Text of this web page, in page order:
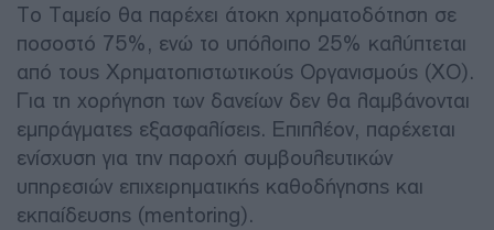
Το Ταμείο θα παρέχει άτοκη χρηματοδότηση σε
ποσοστό 75%, ενώ το υπόλοιπο 25% καλύπτεται
από τους Χρηματοπιστωτικούς Οργανισμούς (ΧΟ).
Για τη χορήγηση των δανείων δεν θα λαμβάνονται
εμπράγματες εξασφαλίσεις. Επιπλέον, παρέχεται
ενίσχυση για την παροχή συμβουλευτικών
υπηρεσιών επιχειρηματικής καθοδήγησης και
εκπαίδευσης (mentoring).